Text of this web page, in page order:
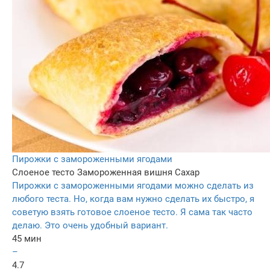
Пирожки с замороженными ягодами
Слоеное тесто Замороженная вишня Сахар
Пирожки с замороженными ягодами можно сделать из
любого теста. Но, когда вам нужно сделать их быстро, я
советую взять готовое слоеное тесто. Я сама так часто
делаю. Это очень удобный вариант.
45 мин
–
4.7